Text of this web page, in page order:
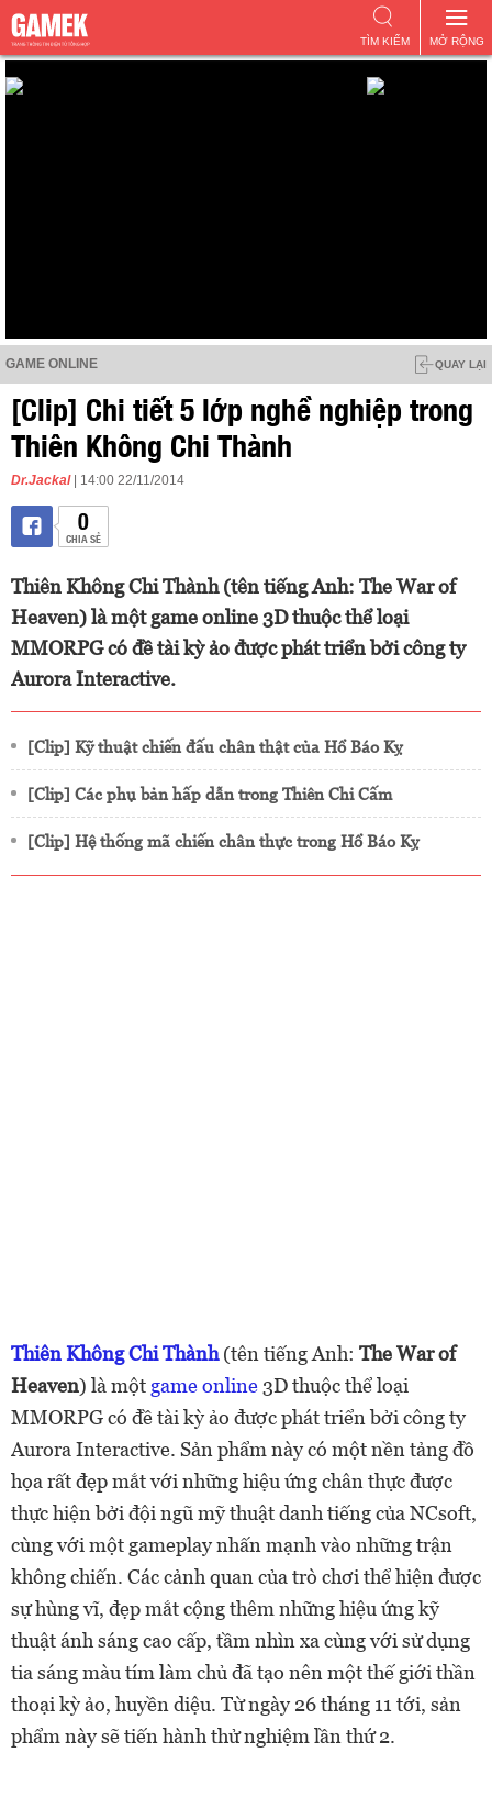
MỞ RỘNG
TÌM KIẾM
GAME ONLINE QUAY LẠI
[Clip] Chi tiết 5 lớp nghề nghiệp trong
Thiên Không Chi Thành
Dr.Jackal | 14:00 22/11/2014
0
CHIA SẺ
Thiên Không Chi Thành (tên tiếng Anh: The War of
Heaven) là một game online 3D thuộc thể loại
MMORPG có đề tài kỳ ảo được phát triển bởi công ty
Aurora Interactive.
[Clip] Kỹ thuật chiến đấu chân thật của Hổ Báo Kỵ
[Clip] Các phụ bản hấp dẫn trong Thiên Chi Cấm
[Clip] Hệ thống mã chiến chân thực trong Hổ Báo Kỵ
Thiên Không Chi Thành(tên tiếng Anh: The War of
Heaven) là một game online 3D thuộc thể loại
MMORPG có đề tài kỳ ảo được phát triển bởi công ty
Aurora Interactive. Sản phẩm này có một nền tảng đồ
họa rất đẹp mắt với những hiệu ứng chân thực được
thực hiện bởi đội ngũ mỹ thuật danh tiếng của NCsoft,
cùng với một gameplay nhấn mạnh vào những trận
không chiến. Các cảnh quan của trò chơi thể hiện được
sự hùng vĩ, đẹp mắt cộng thêm những hiệu ứng kỹ
thuật ánh sáng cao cấp, tầm nhìn xa cùng với sử dụng
tia sáng màu tím làm chủ đã tạo nên một thế giới thần
thoại kỳ ảo, huyền diệu. Từ ngày 26 tháng 11 tới, sản
phẩm này sẽ tiến hành thử nghiệm lần thứ 2.